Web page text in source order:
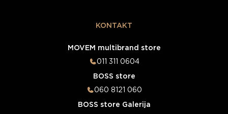
KONTAKT
MOVEM multibrand store
011 311 0604
BOSS store
060 8121 060
BOSS store Galerija